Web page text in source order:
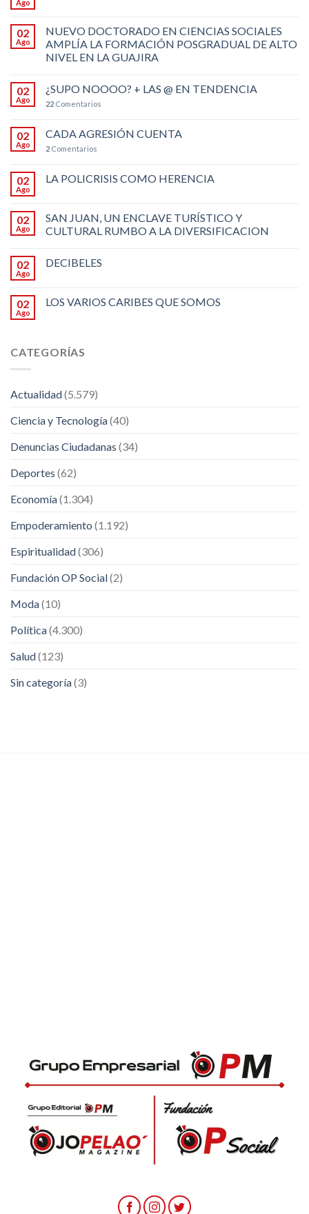
Ago
02
Ago
NUEVO DOCTORADO EN CIENCIAS SOCIALES
AMPLÍA LA FORMACIÓN POSGRADUAL DE ALTO
NIVEL EN LA GUAJIRA
02
Ago
¿SUPO NOOOO? + LAS @ EN TENDENCIA
22 Comentarios
02
Ago
CADA AGRESIÓN CUENTA
2 Comentarios
02
Ago
LA POLICRISIS COMO HERENCIA
02
Ago
SAN JUAN, UN ENCLAVE TURÍSTICO Y
CULTURAL RUMBO A LA DIVERSIFICACION
02
Ago
DECIBELES
02
Ago
LOS VARIOS CARIBES QUE SOMOS
CATEGORÍAS
Actualidad(5.579)
Ciencia y Tecnología(40)
Denuncias Ciudadanas (34)
Deportes (62)
Economía(1.304)
Empoderamiento (1.192)
Espiritualidad(306)
Fundación OP Social(2)
Moda(10)
Política(4.300)
Salud(123)
Sin categoría(3)